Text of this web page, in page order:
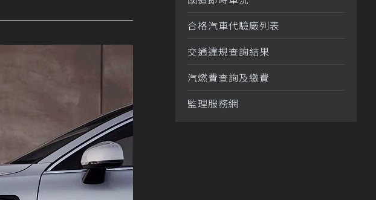
合格汽車代驗廠列表
交通違規查詢結果
汽燃費查詢及繳費
監理服務網